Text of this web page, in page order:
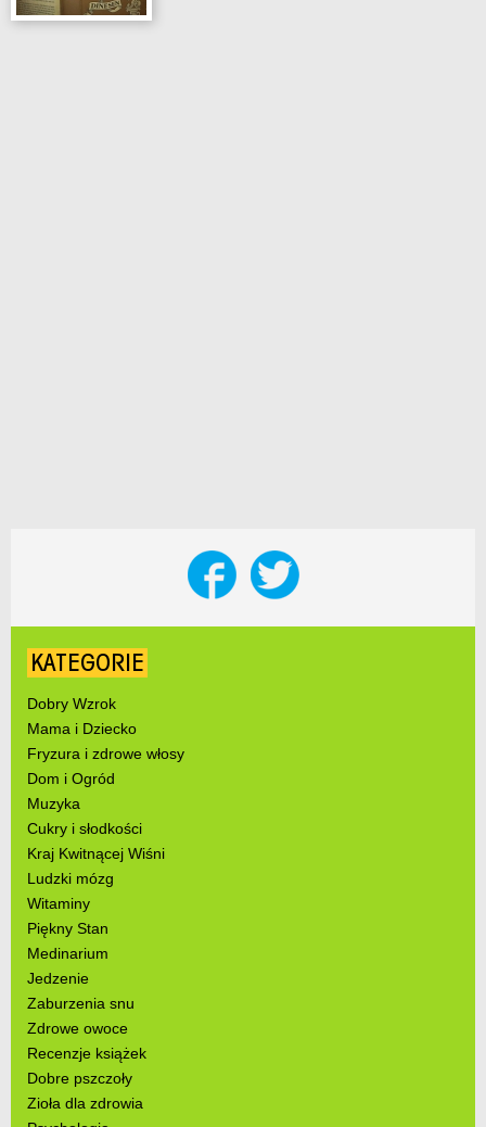
KATEGORIE
Dobry Wzrok
Mama i Dziecko
Fryzura i zdrowe włosy
Dom i Ogród
Muzyka
Cukry i słodkości
Kraj Kwitnącej Wiśni
Ludzki mózg
Witaminy
Piękny Stan
Medinarium
Jedzenie
Zaburzenia snu
Zdrowe owoce
Recenzje książek
Dobre pszczoły
Zioła dla zdrowia